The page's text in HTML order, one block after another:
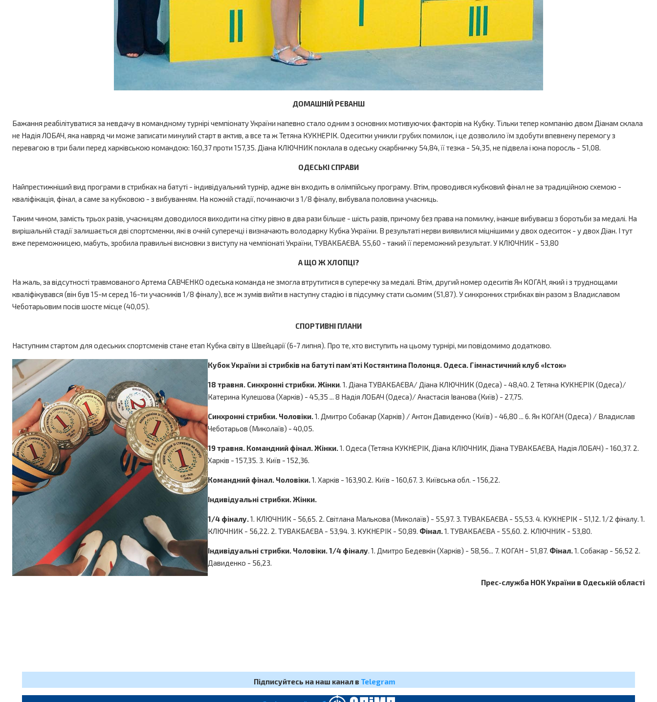
ДОМАШНІЙ РЕВАНШ
Бажання реабілітуватися за невдачу в командному турнірі чемпіонату України напевно стало одним з основних мотивуючих факторів на Кубку. Тільки тепер компанію двом Діанам склала
не Надія ЛОБАЧ, яка навряд чи може записати минулий старт в актив, а все та ж Тетяна КУКНЕРІК. Одеситки уникли грубих помилок, і це дозволило їм здобути впевнену перемогу з
перевагою в три бали перед харківською командою: 160,37 проти 157,35. Діана КЛЮЧНИК поклала в одеську скарбничку 54,84, її тезка - 54,35, не підвела і юна поросль - 51,08.
ОДЕСЬКІ СПРАВИ
Найпрестижніший вид програми в стрибках на батуті - індивідуальний турнір, адже він входить в олімпійську програму. Втім, проводився кубковий фінал не за традиційною схемою -
кваліфікація, фінал, а саме за кубковою - з вибуванням. На кожній стадії, починаючи з 1/8 фіналу, вибувала половина учасниць.
Таким чином, замість трьох разів, учасницям доводилося виходити на сітку рівно в два рази більше - шість разів, причому без права на помилку, інакше вибуваєш з боротьби за медалі. На
вирішальній стадії залишається дві спортсменки, які в очній суперечці і визначають володарку Кубка України. В результаті нерви виявилися міцнішими у двох одеситок - у двох Діан. І тут
вже переможницею, мабуть, зробила правильні висновки з виступу на чемпіонаті України, ТУВАКБАЄВА. 55,60 - такий її переможний результат. У КЛЮЧНИК - 53,80
А ЩО Ж ХЛОПЦІ?
На жаль, за відсутності травмованого Артема САВЧЕНКО одеська команда не змогла втрутитися в суперечку за медалі. Втім, другий номер одеситів Ян КОГАН, який і з труднощами
кваліфікувався (він був 15-м серед 16-ти учасників 1/8 фіналу), все ж зумів вийти в наступну стадію і в підсумку стати сьомим (51,87). У синхронних стрибках він разом з Владиславом
Чеботарьовим посів шосте місце (40,05).
СПОРТИВНІ ПЛАНИ
Наступним стартом для одеських спортсменів стане етап Кубка світу в Швейцарії (6-7 липня). Про те, хто виступить на цьому турнірі, ми повідомимо додатково.
Кубок України зі стрибків на батуті пам'яті Костянтина Полонця. Одеса. Гімнастичний клуб «Істок»
18 травня. Синхронні стрибки. Жінки. 1. Діана ТУВАКБАЄВА/ Діана КЛЮЧНИК (Одеса) - 48,40. 2 Тетяна КУКНЕРІК (Одеса)/
Катерина Кулешова (Харків) - 45,35 ... 8 Надія ЛОБАЧ (Одеса)/ Анастасія Іванова (Київ) - 27,75.
Синхронні стрибки. Чоловіки.1. Дмитро Собакар (Харків) / Антон Давиденко (Київ) - 46,80 ... 6. Ян КОГАН (Одеса) / Владислав
Чеботарьов (Миколаїв) - 40,05.
19 травня. Командний фінал. Жінки.1. Одеса (Тетяна КУКНЕРІК, Діана КЛЮЧНИК, Діана ТУВАКБАЄВА, Надія ЛОБАЧ) - 160,37. 2.
Харків - 157,35. 3. Київ - 152,36.
Командний фінал. Чоловіки.1. Харків - 163,90.2. Київ - 160,67. 3. Київська обл. - 156,22.
Індивідуальні стрибки. Жінки.
1/4 фіналу.1. КЛЮЧНИК - 56,65. 2. Світлана Малькова (Миколаїв) - 55,97. 3. ТУВАКБАЄВА - 55,53. 4. КУКНЕРІК - 51,12. 1/2 фіналу. 1.
КЛЮЧНИК - 56,22. 2. ТУВАКБАЄВА - 53,94. 3. КУКНЕРІК - 50,89. Фінал.1. ТУВАКБАЄВА - 55,60. 2. КЛЮЧНИК - 53,80.
Індивідуальні стрибки. Чоловіки. 1/4 фіналу. 1. Дмитро Бедевкін (Харків) - 58,56... 7. КОГАН - 51,87. Фінал.1. Собакар - 56,52 2.
Давиденко - 56,23.
Прес-служба НОК України в Одеській області
Підписуйтесь на наш канал в Telegram